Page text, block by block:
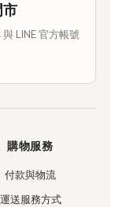
市
LINE 官方帳號
購物服務
付款與物流
運送服務方式